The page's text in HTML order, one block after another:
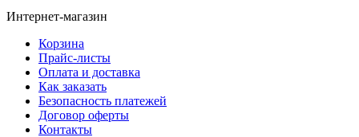
Интернет-магазин
Корзина
Прайс-листы
Оплата и доставка
Как заказать
Безопасность платежей
Договор оферты
Контакты